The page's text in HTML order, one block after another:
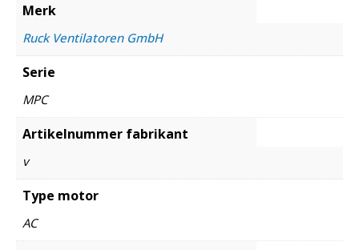
Merk
Ruck Ventilatoren GmbH
Serie
MPC
Artikelnummer fabrikant
v
Type motor
AC